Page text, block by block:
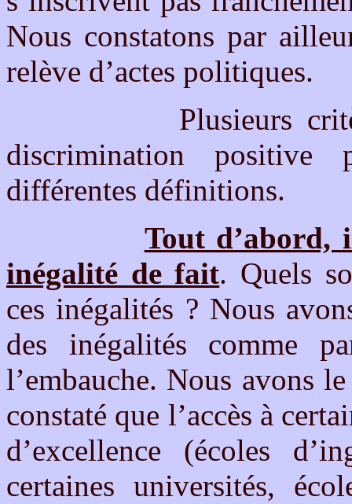
Nous constatons par
relève d’actes politiques.
Plusieurs critères
discrimination
différentes définitions.
Tout d’abord,
inégalité de fait. Quels
ces inégalités ? Nous
des inégalités comme
l’embauche. Nous avons
constaté que l’accès à
d’excellence (écoles
certaines universités,